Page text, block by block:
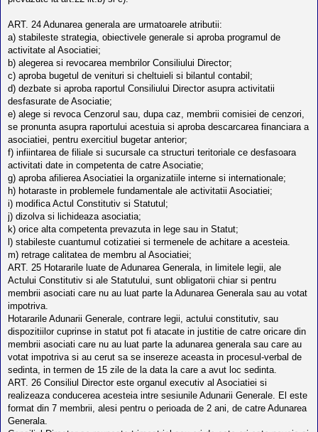
ART. 24 Adunarea generala are urmatoarele atributii:
a) stabileste strategia, obiectivele generale si aproba programul de
activitate al Asociatiei;
b) alegerea si revocarea membrilor Consiliului Director;
c) aproba bugetul de venituri si cheltuieli si bilantul contabil;
d) dezbate si aproba raportul Consiliului Director asupra activitatii
desfasurate de Asociatie;
e) alege si revoca Cenzorul sau, dupa caz, membrii comisiei de cenzori,
se pronunta asupra raportului acestuia si aproba descarcarea financiara a
asociatiei, pentru exercitiul bugetar anterior;
f) infiintarea de filiale si sucursale ca structuri teritoriale ce desfasoara
activitati date in competenta de catre Asociatie;
g) aproba afilierea Asociatiei la organizatiile interne si internationale;
h) hotaraste in problemele fundamentale ale activitatii Asociatiei;
i) modifica Actul Constitutiv si Statutul;
j) dizolva si lichideaza asociatia;
k) orice alta competenta prevazuta in lege sau in Statut;
l) stabileste cuantumul cotizatiei si termenele de achitare a acesteia.
m) retrage calitatea de membru al Asociatiei;
ART. 25 Hotararile luate de Adunarea Generala, in limitele legii, ale
Actului Constitutiv si ale Statutului, sunt obligatorii chiar si pentru
membrii asociati care nu au luat parte la Adunarea Generala sau au votat
impotriva.
Hotararile Adunarii Generale, contrare legii, actului constitutiv, sau
dispozitiilor cuprinse in statut pot fi atacate in justitie de catre oricare din
membrii asociati care nu au luat parte la adunarea generala sau care au
votat impotriva si au cerut sa se insereze aceasta in procesul-verbal de
sedinta, in termen de 15 zile de la data la care a avut loc sedinta.
ART. 26 Consiliul Director este organul executiv al Asociatiei si
realizeaza conducerea acesteia intre sesiunile Adunarii Generale. El este
format din 7 membrii, alesi pentru o perioada de 2 ani, de catre Adunarea
Generala.